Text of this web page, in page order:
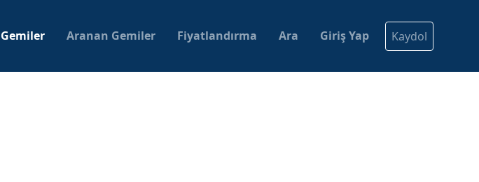
Gemiler Aranan Gemiler Fiyatlandırma Ara Giriş Yap Kaydol